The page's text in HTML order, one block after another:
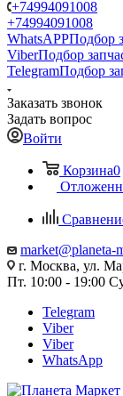
+74994091008
+74994091008
WhatsAPPПодбор
ViberПодбор
TelegramПодбор
Заказать звонок
Задать вопрос
Войти
Корзина0
market@planeta-
г. Москва, ул.
Пт. 10:00 - 19:00
Telegram
Viber
Viber
WhatsApp